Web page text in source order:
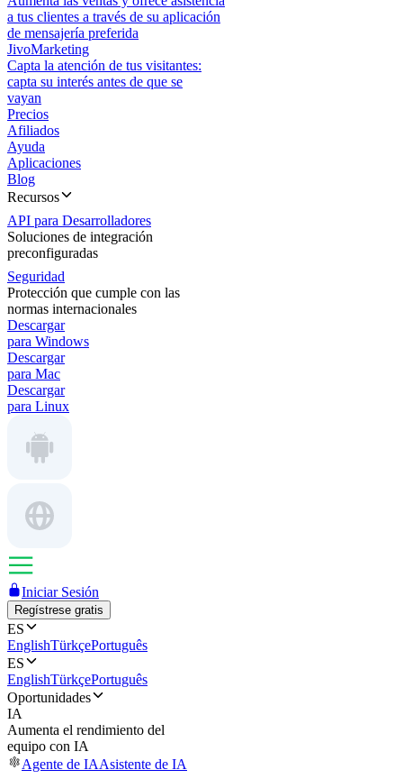
a tus clientes a través de su aplicación
de mensajería preferida
JivoMarketing
Capta la atención de tus visitantes:
capta su interés antes de que se
vayan
Precios
Afiliados
Ayuda
Aplicaciones
Blog
Recursos
API para Desarrolladores
Soluciones de integración
preconfiguradas
Seguridad
Protección que cumple con las
normas internacionales
Descargar
para Windows
Descargar
para Mac
Descargar
para Linux
Iniciar Sesión
Regístrese gratis
ES
EnglishTürkçePortuguês
ES
EnglishTürkçePortuguês
Oportunidades
IA
Aumenta el rendimiento del
equipo con IA
Agente de IAAsistente de IA